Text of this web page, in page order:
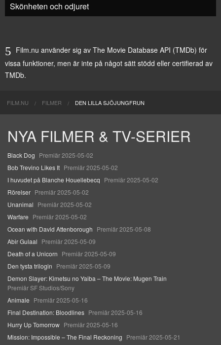
Skönheten och odjuret
Film.nu använder sig av The Movie Database API (TMDb) för
vissa funktioner, men är inte på något sätt stödd eller certifierad av
TMDb.
FILM.NU FILMER DEN LILLA SJÖJUNGFRUN
NYA FILMER & TV-SERIER
Black Dog Premiär 2025-05-02
Bob Trevino Likes It Premiär 2025-05-02
I huvudet på Blanche Houellebecq Premiär 2025-05-02
Rörelser Premiär 2025-05-02
Unanimal Premiär 2025-05-02
Warfare Premiär 2025-05-02
Ocean with David Attenborough Premiär 2025-05-08
Abir Gulaal Premiär 2025-05-09
Death of a Unicorn Premiär 2025-05-09
Den tysta trilogin Premiär 2025-05-09
Demon Slayer: Kimetsu no Yaiba – The Movie: Mugen Train
Premiär SF Studios/Sony
Animale Premiär 2025-05-16
Final Destination: Bloodlines Premiär 2025-05-16
Hurry Up Tomorrow Premiär 2025-05-16
Mission: Impossible – The Final Reckoning Premiär 2025-05-21